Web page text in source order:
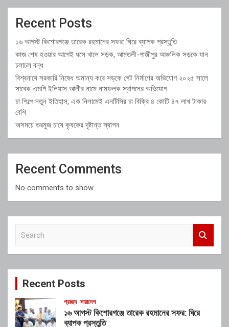
Recent Posts
১৬ আগস্ট কিশোরগঞ্জে তারেক রহমানের সফর: ঘিরে ব্যাপক প্রস্তুতি
কাজ শেষ হওয়ার আগেই ধসে খালে সড়ক, আমতলী-গাজীপুর আঞ্চলিক সড়কে যান
চলাচল বন্ধ
বিশ্বনাথে সরকারি নিষেধ অমান্য করে সড়কে গেট নির্মাণের অভিযোগ ২০২৫ সালে
সাবেক এমপি ইলিয়াস আলীর নামে নামফলক স্থাপনের অভিযোগ
চা শিল্পে নতুন ইতিহাস, এক নিলামেই এনটিসির চা বিক্রি ৪ কোটি ৪৭ লাখ টাকার
বেশি
অসময়ে তরমুজ চাষে কৃষকের দৃষ্টান্ত স্থাপন
Recent Comments
No comments to show.
c
Recent Posts
প্রচ্ছদ সারাদেশ
১৬ আগস্ট কিশোরগঞ্জে তারেক রহমানের সফর: ঘিরে
ব্যাপক প্রস্তুতি